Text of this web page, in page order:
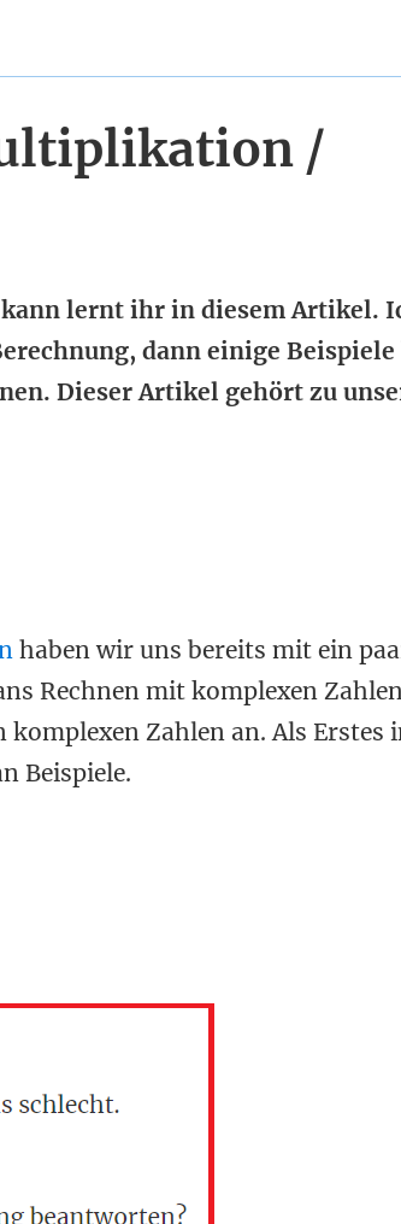
/
lernt ihr in diesem Artikel.
dann einige Beispiele
Dieser Artikel gehört zu
haben wir uns bereits mit ein
Rechnen mit komplexen
Zahlen an. Als Erstes
Beispiele.